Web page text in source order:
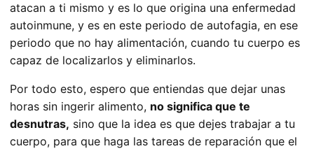
atacan a ti mismo y es lo que origina una enfermedad
autoinmune, y es en este periodo de autofagia, en ese
periodo que no hay alimentación, cuando tu cuerpo es
capaz de localizarlos y eliminarlos.
Por todo esto, espero que entiendas que dejar unas
horas sin ingerir alimento, no significa que te
desnutras, sino que la idea es que dejes trabajar a tu
cuerpo, para que haga las tareas de reparación que el